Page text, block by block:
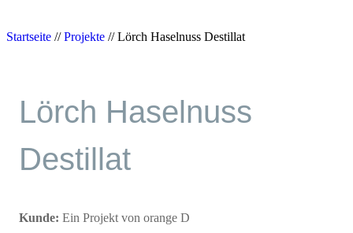
Startseite //Projekte //Lörch Haselnuss Destillat
Lörch Haselnuss
Destillat
Kunde: Ein Projekt von orange D